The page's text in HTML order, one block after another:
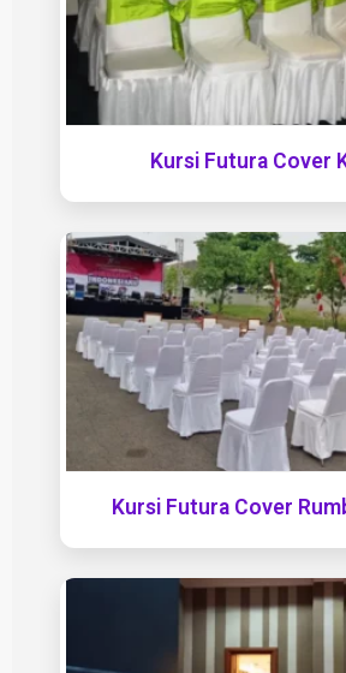
Kursi Futura Cover
Kursi Futura Cover